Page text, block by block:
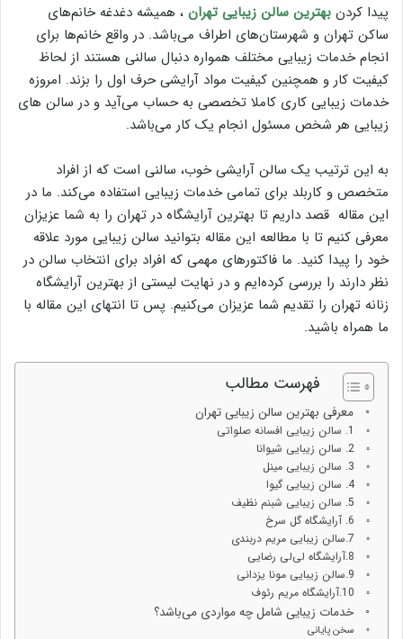
پیدا کردن بهترین سالن زیبایی تهران ، همیشه دغدغه خانم‌های
ساکن تهران و شهرستان‌های اطراف می‌باشد. در واقع خانم‌ها برای
انجام خدمات زیبایی مختلف همواره دنبال سالنی هستند از لحاظ
کیفیت کار و همچنین کیفیت مواد آرایشی حرف اول را بزند. امروزه
خدمات زیبایی کاری کاملا تخصصی به حساب می‌آید و در سالن‌ های
زیبایی هر شخص مسئول انجام یک کار می‌باشد.
به این ترتیب یک سالن آرایشی خوب، سالنی است که از افراد
متخصص و کاربلد برای تمامی خدمات زیبایی استفاده می‌کند. ما در
این مقاله قصد داریم تا بهترین آرایشگاه در تهران را به شما عزیزان
معرفی کنیم تا با مطالعه این مقاله بتوانید سالن زیبایی مورد علاقه
خود را پیدا کنید. ما فاکتور‌های مهمی که افراد برای انتخاب سالن در
نظر دارند را بررسی کرده‌ایم و در نهایت لیستی از بهترین آرایشگاه
زنانه تهران را تقدیم شما عزیزان می‌کنیم. پس تا انتهای این مقاله با
ما همراه باشید.
فهرست مطالب
معرفی بهترین سالن زیبایی تهران
1. سالن زیبایی افسانه صلواتی
2. سالن زیبایی شیوانا
3. سالن زیبایی مینل
4. سالن زیبایی گیوا
5. سالن زیبایی شبنم نظیف
6. آرایشگاه گل سرخ
7.سالن زیبایی مریم دربندی
8.آرایشگاه لی‌لی رضایی
9.سالن زیبایی مونا یزدانی
10.آرایشگاه مریم رئوف
خدمات زیبایی شامل چه مواردی می‌باشد؟
سخن پایانی